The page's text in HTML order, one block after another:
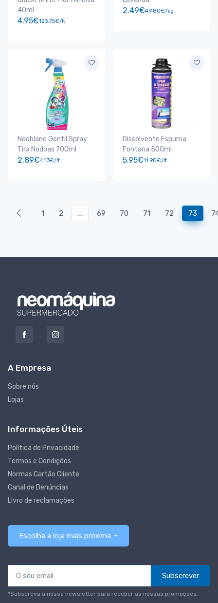
40ml
4.95€123.75€/lt
2.49€49.80€/kg
Neoblanc Gentil Spray
Tira Nodoas 700ml
2.89€4.13€/lt
Dissolvente Espuma
Fontana 500ml
5.95€11.90€/lt
1 2 ... 69 70 71 72 73
A Empresa
Sobre nós
Lojas
Informações Úteis
Política de Privacidade
Termos e Condições
Normas Cartão Cliente
Canal de Denúncias
Livro de reclamações
Escolha a loja mais próxima
Subscrever
*Subscreva a nossa newsletter para receber as nossas promoções.